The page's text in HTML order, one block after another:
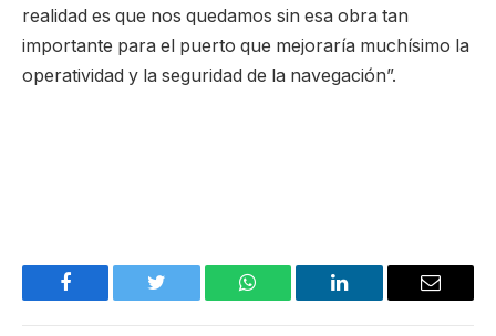
realidad es que nos quedamos sin esa obra tan
importante para el puerto que mejoraría muchísimo la
operatividad y la seguridad de la navegación”.
Facebook Twitter WhatsApp LinkedIn Email